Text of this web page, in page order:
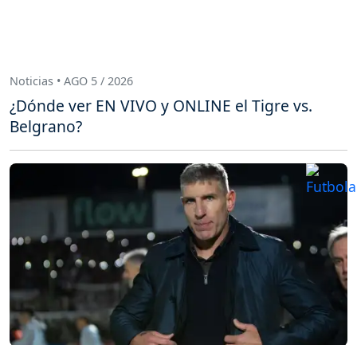
Noticias • AGO 5 / 2026
¿Dónde ver EN VIVO y ONLINE el Tigre vs.
Belgrano?